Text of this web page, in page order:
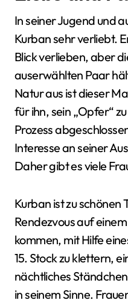
In seiner Jugend und
Kurban sehr verliebt.
Blick verlieben, aber
auserwählten Paar
Natur aus ist dieser
für ihn, sein „Opfer“
Prozess
Interesse an seiner
Daher gibt es viele
Kurban ist zu schönen
Rendezvous auf
kommen, mit Hilfe
15. Stock zu klettern,
nächtliches
in seinem Sinne.